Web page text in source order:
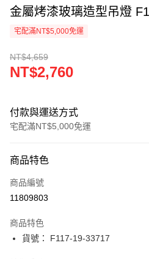
金屬烤漆玻璃造型吊燈
宅配滿NT$5,000免運
NT$4,659
NT$2,760
付款與運送方式
宅配滿NT$5,000免運
信用卡一次付款
LINE Pay
街口支付
商品特色
商品編號
11809803
商品特色
貨號： F117-19-33717